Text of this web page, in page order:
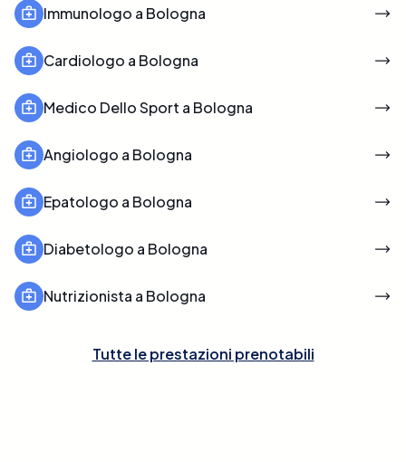
Immunologo a Bologna
Cardiologo a Bologna
Medico Dello Sport a Bologna
Angiologo a Bologna
Epatologo a Bologna
Diabetologo a Bologna
Nutrizionista a Bologna
Tutte le prestazioni prenotabili